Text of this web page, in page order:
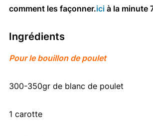
comment les façonner.ici à la minute
Ingrédients
Pour le bouillon de poulet
300-350gr de blanc de poulet
1 carotte